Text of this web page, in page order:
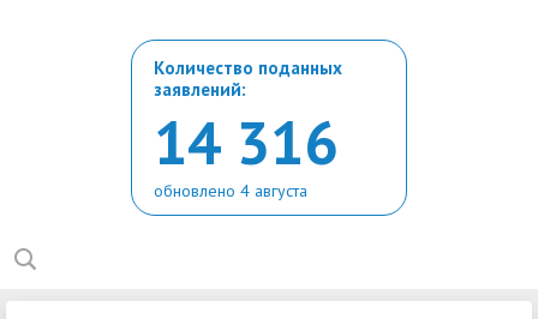
Количество поданных
заявлений:
14 316
обновлено 4 августа